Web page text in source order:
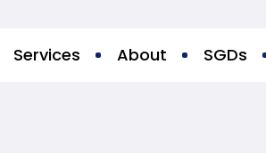
Services About SGDs